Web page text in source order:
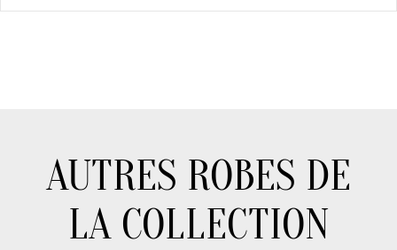
AUTRES ROBES DE
LA COLLECTION